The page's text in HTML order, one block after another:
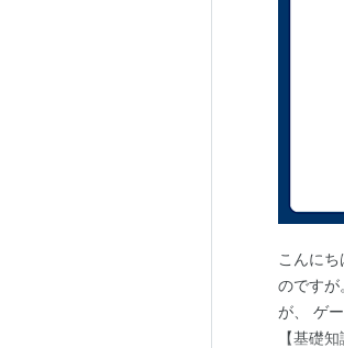
こんに
のですが
が、 ゲ
【基礎